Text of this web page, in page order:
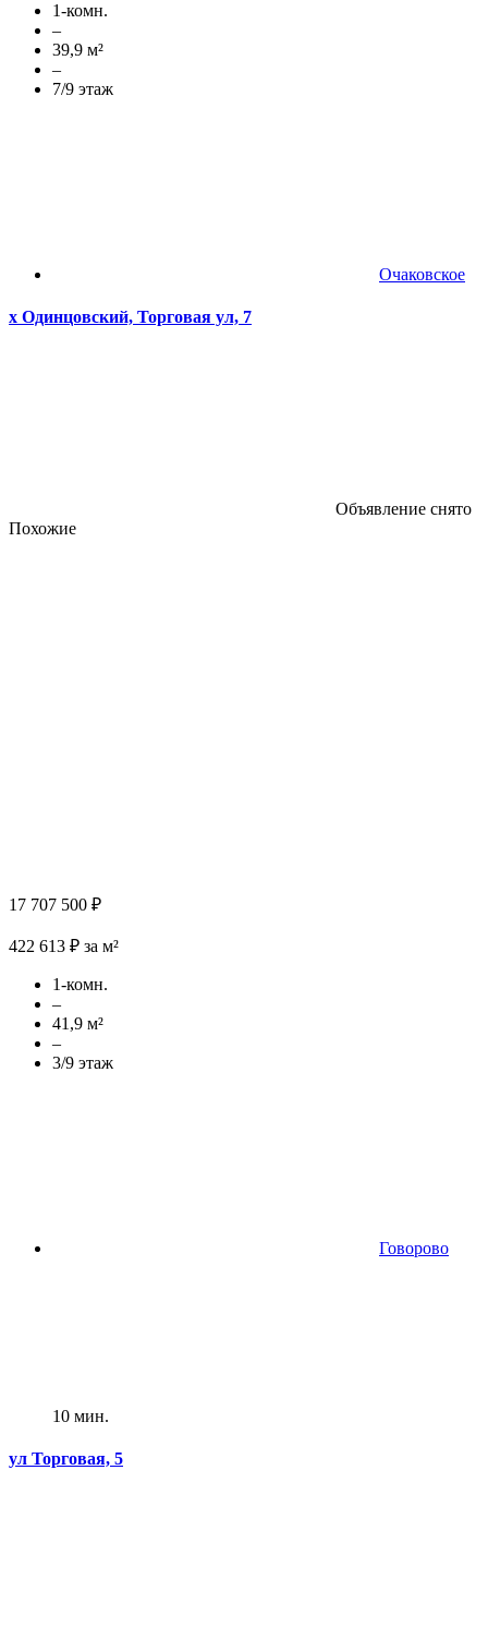
1-комн.
–
39,9 м²
–
7/9 этаж
Очаковское
х Одинцовский, Торговая ул, 7
Объявление снято
Похожие
17 707 500 ₽
422 613 ₽ за м²
1-комн.
–
41,9 м²
–
3/9 этаж
Говорово
10 мин.
ул Торговая, 5